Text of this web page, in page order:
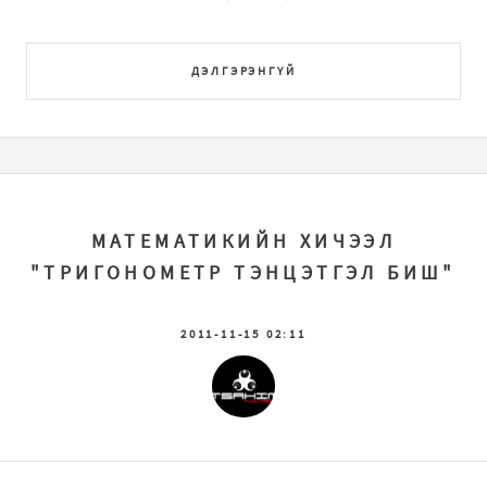
ДЭЛГЭРЭНГҮЙ
МАТЕМАТИКИЙН ХИЧЭЭЛ
"ТРИГОНОМЕТР ТЭНЦЭТГЭЛ БИШ"
2011-11-15 02:11